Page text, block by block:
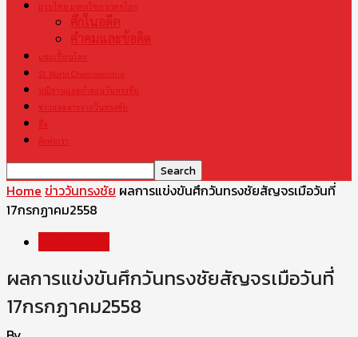
มวยไทย มรดกไทย มรดกโลก
ศึกในอดีต
คำคมและข้อคิด
แชมเปี้ยนโลก
S1 World Championship
ปณิธานและคำสอนวันทรงชัย
ข่าวและสารจากวันทรงชัย
สื่อ
ติดต่อเรา
Home ข่าววันทรงชัย ผลการแข่งขันศึกวันทรงชัยสัญจรเมือวันที่
17กรกฏาคม2558
ผลการแข่งขันศึกวันทรงชัยสัญจรเมือวันที่
17กรกฏาคม2558